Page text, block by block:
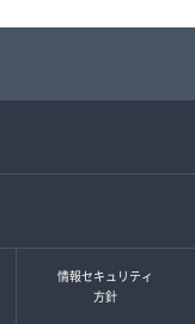
情報セキュリティ
方針